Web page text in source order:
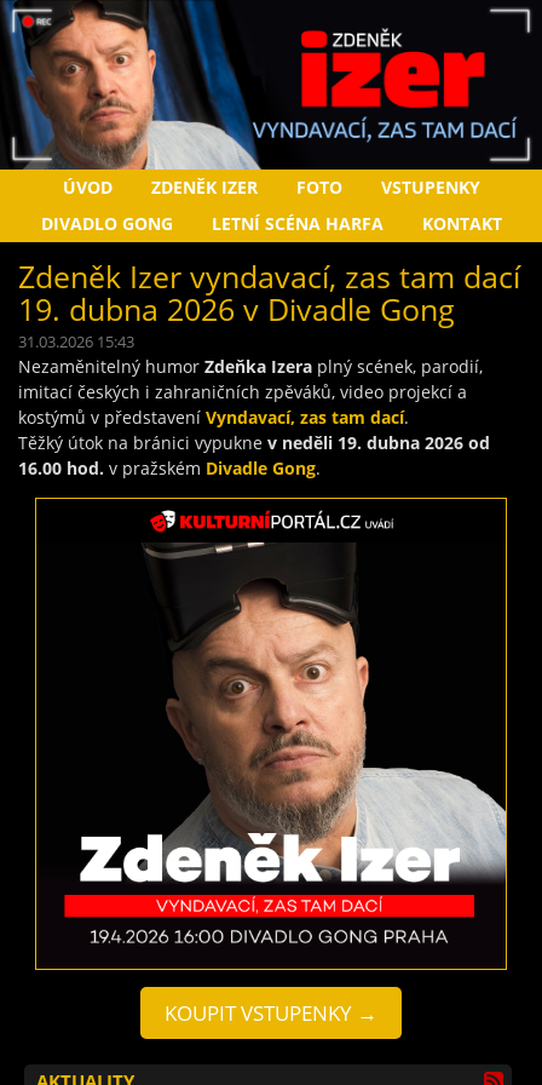
ÚVOD ZDENĚK IZER FOTO
VSTUPENKY
DIVADLO GONG
LETNÍ SCÉNA HARFA KONTAKT
Zdeněk Izer vyndavací, zas tam dací
19. dubna 2026 v Divadle Gong
31.03.2026 15:43
Nezaměnitelný humor Zdeňka Izera plný scének, parodií,
imitací českých i zahraničních zpěváků, video projekcí a
kostýmů v představení Vyndavací, zas tam dací.
Těžký útok na bránici vypukne v neděli 19. dubna 2026 od
16.00 hod. v pražském Divadle Gong.
KOUPIT VSTUPENKY →